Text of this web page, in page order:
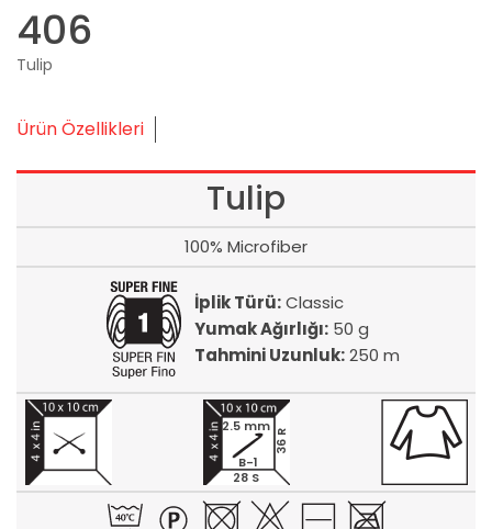
406
Tulip
Ürün Özellikleri
Tulip
100% Microfiber
İplik Türü:Classic
Yumak Ağırlığı:50 g
Tahmini Uzunluk:250 m
28 S
36 R
2.5 mm
B-1